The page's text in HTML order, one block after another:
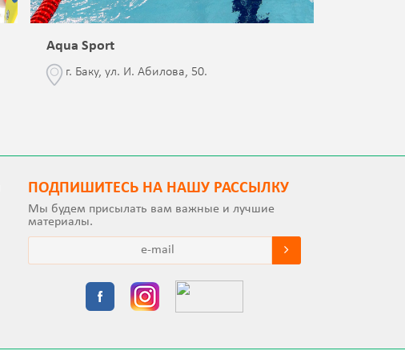
Aqua Sport
г. Баку, ул. И. Абилова, 50.
ПОДПИШИТEСЬ НА НАШУ РАССЫЛКУ
Мы будем присылать вам важные и лучшие
материалы.